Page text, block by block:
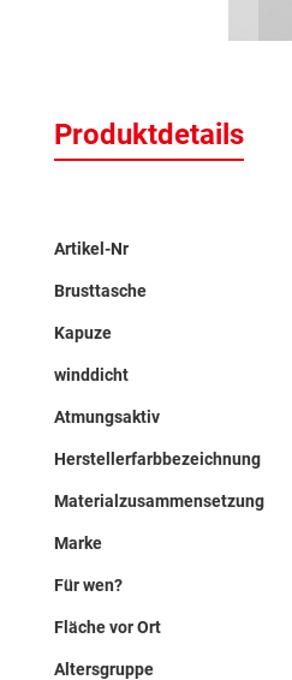
Bildergalerie
springen
Produktdetails
Mehr
Artikel-Nr
Brusttasche
Kapuze
winddicht
Atmungsaktiv
Herstellerfarbbezeichnung
Materialzusammensetzung
Marke
Für wen?
Fläche vor Ort
Altersgruppe